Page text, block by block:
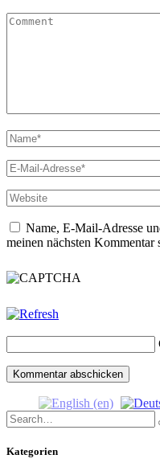
Name, E-Mail-Adresse
meinen nächsten Kommentar
Search
for:
Kategorien